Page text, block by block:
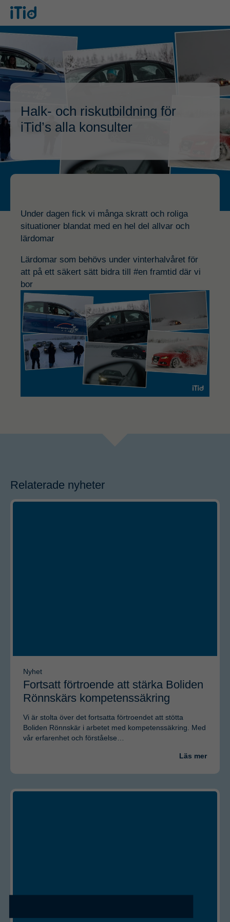
Halk- och riskutbildning för
iTid’s alla konsulter
Under dagen fick vi många skratt och roliga
situationer blandat med en hel del allvar och
lärdomar
Lärdomar som behövs under vinterhalvåret för
att på ett säkert sätt bidra till #en framtid där vi
bor
Relaterade nyheter
Nyhet
Fortsatt förtroende att stärka Boliden
Rönnskärs kompetenssäkring
Vi är stolta över det fortsatta förtroendet att stötta
Boliden Rönnskär i arbetet med kompetenssäkring. Med
vår erfarenhet och förståelse…
Läs mer